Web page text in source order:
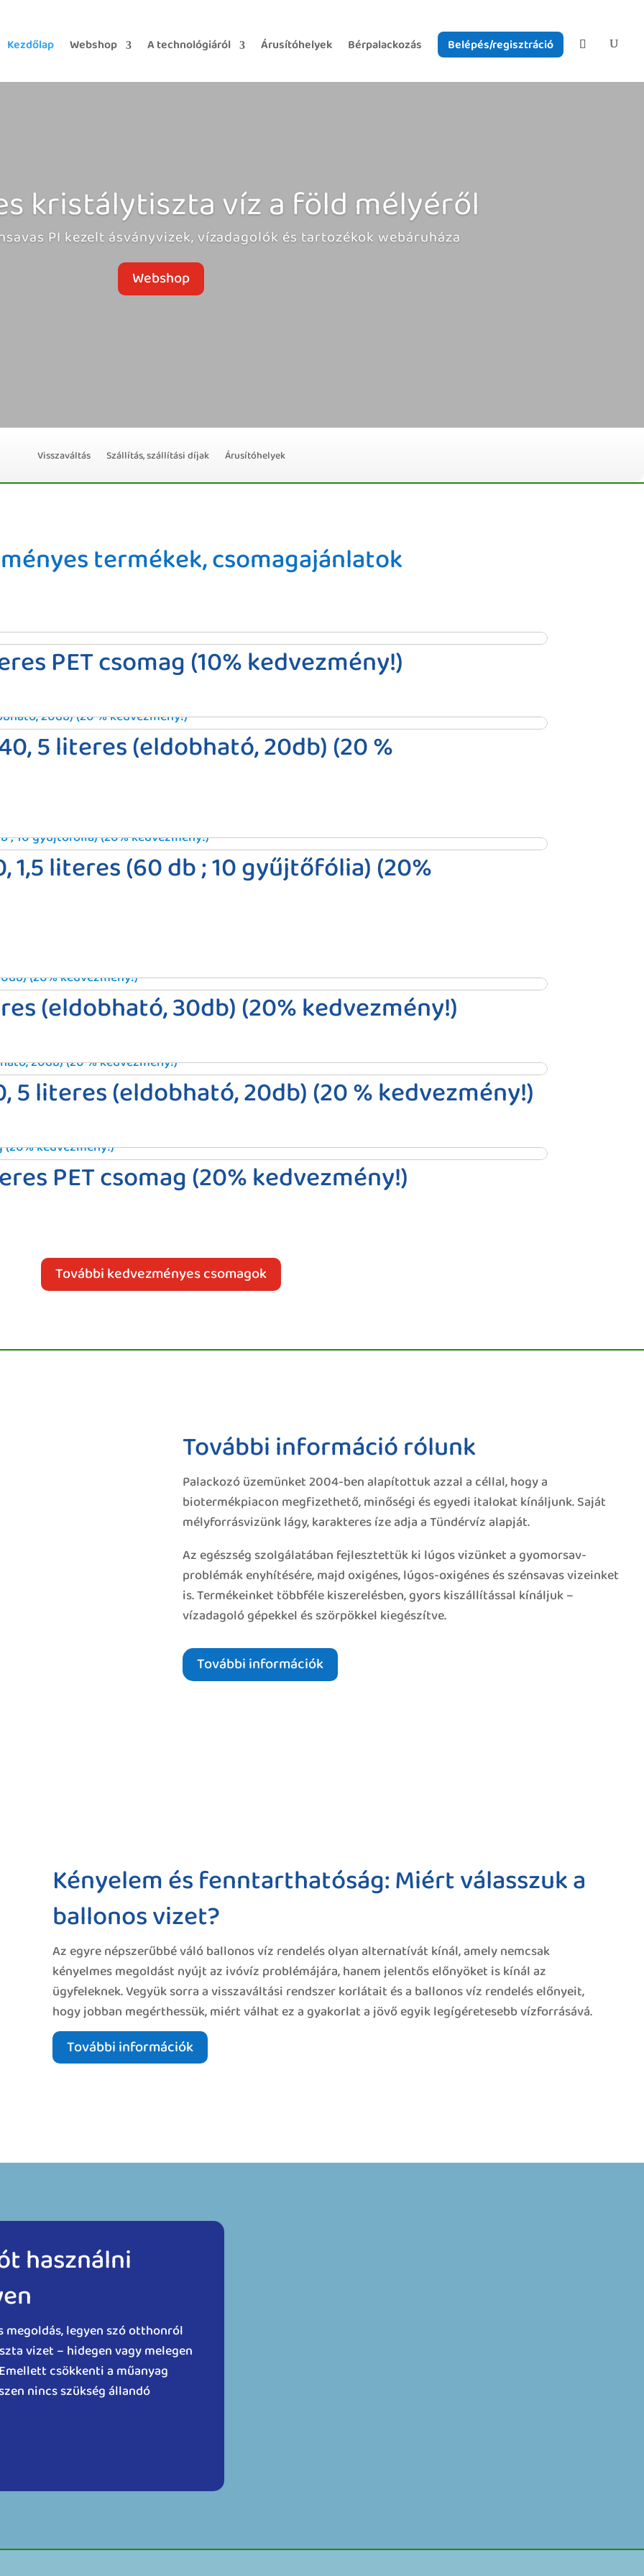
Kezdőlap Webshop A technológiáról Árusítóhelyek Bérpalackozás Belépés/regisztráció
kristálytiszta víz a föld mélyéről
PI kezelt ásványvizek, vízadagolók és tartozékok webáruháza
Webshop
Visszaváltás Szállítás, szállítási díjak Árusítóhelyek
termékek, csomagajánlatok
PET csomag (10% kedvezmény!)
5 literes (eldobható, 20db) (20 %
1,5 literes (60 db ; 10 gyűjtőfólia) (20%
(eldobható, 30db) (20% kedvezmény!)
5 literes (eldobható, 20db) (20 % kedvezmény!)
PET csomag (20% kedvezmény!)
További kedvezményes csomagok
További információ rólunk
Palackozó üzemünket 2004-ben alapítottuk azzal a céllal, hogy a
biotermékpiacon megfizethető, minőségi és egyedi italokat kínáljunk. Saját
mélyforrásvizünk lágy, karakteres íze adja a Tündérvíz alapját.
Az egészség szolgálatában fejlesztettük ki lúgos vizünket a gyomorsav-
problémák enyhítésére, majd oxigénes, lúgos-oxigénes és szénsavas vizeinket
is. Termékeinket többféle kiszerelésben, gyors kiszállítással kínáljuk –
vízadagoló gépekkel és szörpökkel kiegészítve.
További információk
Kényelem és fenntarthatóság: Miért válasszuk a
ballonos vizet?
Az egyre népszerűbbé váló ballonos víz rendelés olyan alternatívát kínál, amely nemcsak
kényelmes megoldást nyújt az ivóvíz problémájára, hanem jelentős előnyöket is kínál az
ügyfeleknek. Vegyük sorra a visszaváltási rendszer korlátait és a ballonos víz rendelés előnyeit,
hogy jobban megérthessük, miért válhat ez a gyakorlat a jövő egyik legígéretesebb vízforrásává.
További információk
használni
megoldás, legyen szó otthonról
vizet – hidegen vagy melegen
csökkenti a műanyag
nincs szükség állandó